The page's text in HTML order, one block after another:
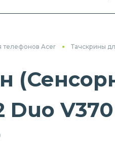
телефонов Acer Тачскрины
Duo